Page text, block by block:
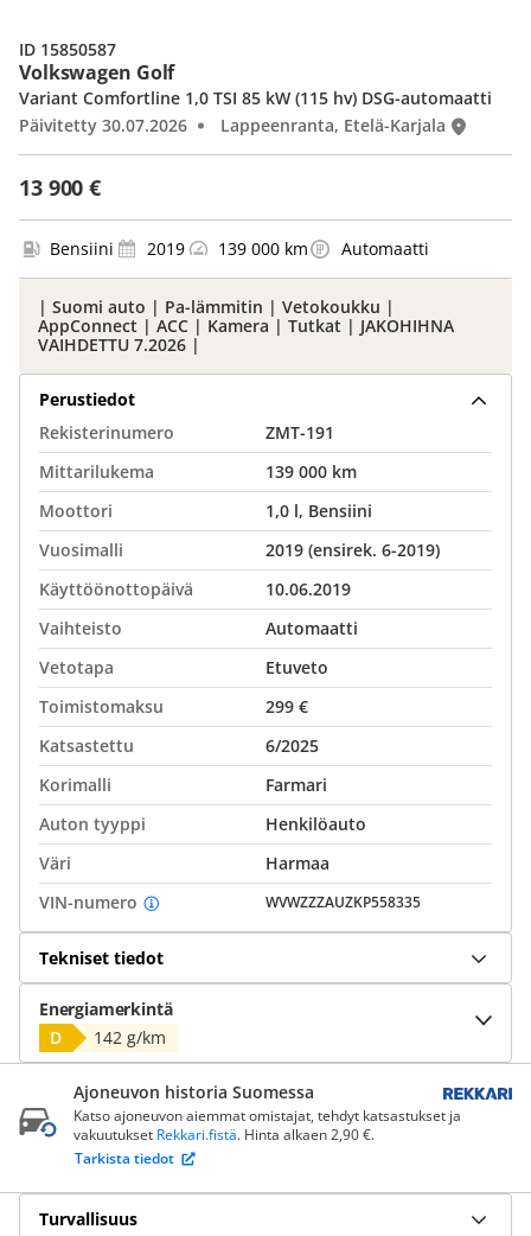
Volkswagen Golf
13 900 €
Variant Comfortline 1,0 TSI 85 kW (115 hv) DSG-automaatti
Päivitetty 30.07.2026
Lappeenranta, Etelä-Karjala
ID 15850587
Bensiini 2019 139 000 km Automaatti
| Suomi auto | Pa-lämmitin | Vetokoukku |
AppConnect | ACC | Kamera | Tutkat | JAKOHIHNA
VAIHDETTU 7.2026 |
Perustiedot
Rekisterinumero
ZMT-191
Mittarilukema
139 000 km
Moottori
1,0 l, Bensiini
Vuosimalli
2019 (ensirek. 6-2019)
Käyttöönottopäivä
10.06.2019
Vaihteisto
Automaatti
Vetotapa
Etuveto
Toimistomaksu
299 €
Katsastettu
6/2025
Korimalli
Farmari
Auton tyyppi
Henkilöauto
Väri
Harmaa
VIN-numero
WVWZZZAUZKP558335
Tekniset tiedot
Energiamerkintä
D
142 g/km
Ajoneuvon historia Suomessa
Katso ajoneuvon aiemmat omistajat, tehdyt katsastukset ja
vakuutukset Rekkari.fistä. Hinta alkaen 2,90 €.
Tarkista tiedot
Turvallisuus